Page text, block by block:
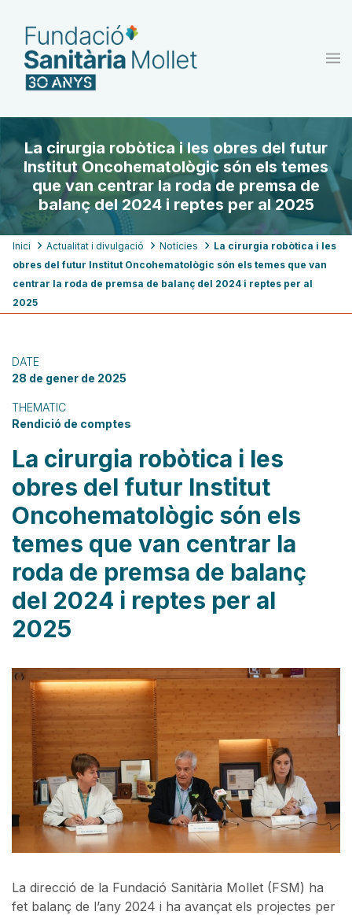
contingut
La cirurgia robòtica i les obres del futur
Institut Oncohematològic són els temes
que van centrar la roda de premsa de
balanç del 2024 i reptes per al 2025
Fil
d'ariadna
Inici Actualitat i divulgació Notícies
La cirurgia robòtica i les
obres del futur Institut Oncohematològic són els temes que van
centrar la roda de premsa de balanç del 2024 i reptes per al
2025
DATE
28 de gener de 2025
THEMATIC
Rendició de comptes
La cirurgia robòtica i les
obres del futur Institut
Oncohematològic són els
temes que van centrar la
roda de premsa de balanç
del 2024 i reptes per al
2025
La direcció de la Fundació Sanitària Mollet (FSM) ha
fet balanç de l’any 2024 i ha avançat els projectes per